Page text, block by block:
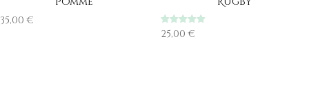
35,00€
Note
5.00
25,00€